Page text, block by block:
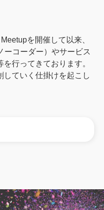
を開催して以来、
ーコーダー）やサービス
行ってきております。
していく仕掛けを起こし